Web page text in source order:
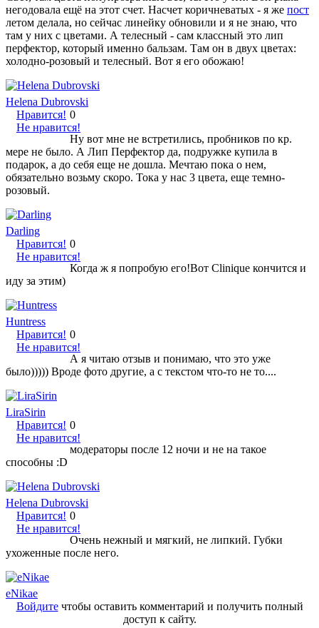
негодовала ещё на этот счет. Насчет коричневатых - я же пост
летом делала, но сейчас линейку обновили и я не знаю, что
там у них с цветами. А телесный - сам классный это лип
перфектор, который именно бальзам. Там он в двух цветах:
холодно-розовый и телесный. Вот я его обожаю!
Helena Dubrovski
Нравится!
Не нравится!
0
Ну вот мне не встретились, пробников по кр.
мере не было. А Лип Перфектор да, подружке купила в
подарок, а до себя еще не дошла. Мечтаю пока о нем,
обязательно возьму скоро. Тока у нас 3 цвета, еще темно-
розовый.
Darling
Нравится!
Не нравится!
0
Когда ж я попробую его!Вот Clinique кончится и
иду за этим)
Huntress
Нравится!
Не нравится!
0
А я читаю отзыв и понимаю, что это уже
было))))) Вроде фото другие, а с текстом что-то не то....
LiraSirin
Нравится!
Не нравится!
0
модераторы после 12 ночи и не на такое
способны :D
Helena Dubrovski
Нравится!
Не нравится!
0
Очень нежный и мягкий, не липкий. Губки
ухоженные после него.
eNikae
Войдитечтобы оставить комментарий и получить полный
доступ к сайту.